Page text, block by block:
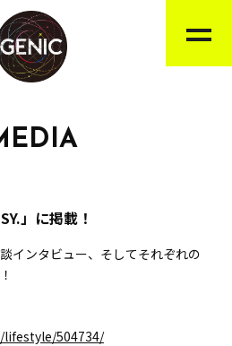
」に掲載！
インタビュー、そしてそれぞれの
504734/